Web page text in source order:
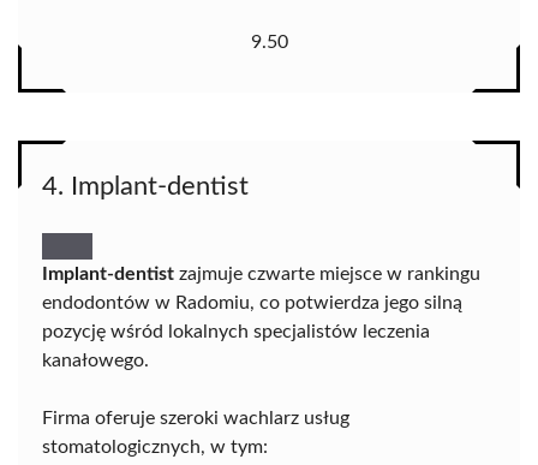
9.50
4. Implant-dentist
Implant-dentist zajmuje czwarte miejsce w rankingu
endodontów w Radomiu, co potwierdza jego silną
pozycję wśród lokalnych specjalistów leczenia
kanałowego.
Firma oferuje szeroki wachlarz usług
stomatologicznych, w tym: